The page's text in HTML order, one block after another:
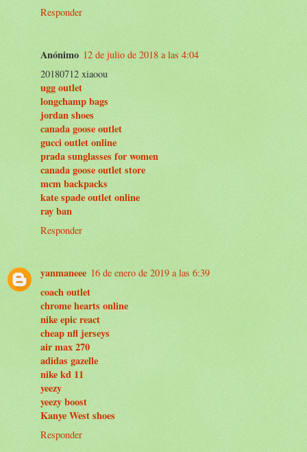
Responder
Anónimo 12 de julio de 2018 a las 4:04
20180712 xiaoou
ugg outlet
longchamp bags
jordan shoes
canada goose outlet
gucci outlet online
prada sunglasses for women
canada goose outlet store
mcm backpacks
kate spade outlet online
ray ban
Responder
yanmaneee 16 de enero de 2019 a las 6:39
coach outlet
chrome hearts online
nike epic react
cheap nfl jerseys
air max 270
adidas gazelle
nike kd 11
yeezy
yeezy boost
Kanye West shoes
Responder